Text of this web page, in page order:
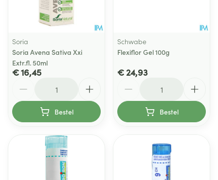
Soria
Soria Avena Sativa Xxi
Extr.fl. 50ml
€ 16,45
Bestel
Schwabe
Flexiflor Gel 100g
€ 24,93
Bestel